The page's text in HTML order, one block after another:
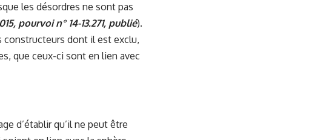
les désordres ne sont pas
pourvoi n° 14-13.271, publié).
constructeurs dont il est exclu,
que ceux-ci sont en lien avec
d’établir qu’il ne peut être